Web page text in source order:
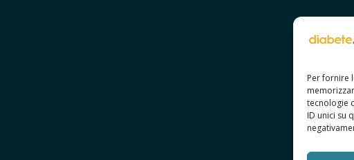
Per fornire
tecnologie
ID unici su